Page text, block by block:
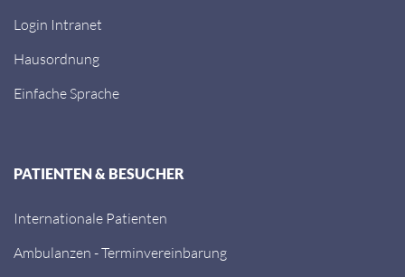
Login Intranet
Hausordnung
Einfache Sprache
PATIENTEN & BESUCHER
Internationale Patienten
Ambulanzen - Terminvereinbarung